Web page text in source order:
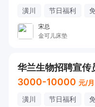
潢川 节日福利
宋总
金可儿床垫
3000-10000 元/月
潢川 节日福利